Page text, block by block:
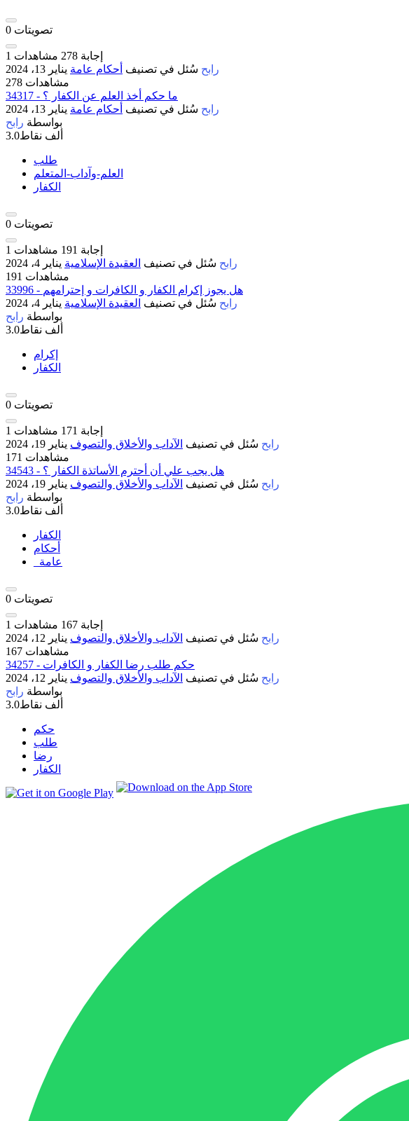
0 تصويتات
1 إجابة 278 مشاهدات
رابح سُئل في تصنيف أحكام عامة يناير 13، 2024
278 مشاهدات
34317 - ما حكم أخذ العلم عن الكفار ؟
رابح سُئل في تصنيف أحكام عامة يناير 13، 2024
بواسطة رابح
3.0ألف نقاط
طلب
العلم-وآداب-المتعلم
الكفار
0 تصويتات
1 إجابة 191 مشاهدات
رابح سُئل في تصنيف العقيدة الإسلامية يناير 4، 2024
191 مشاهدات
33996 - ه‍ل يجوز إكرام الكفار و الكافرات و إحترامهم
رابح سُئل في تصنيف العقيدة الإسلامية يناير 4، 2024
بواسطة رابح
3.0ألف نقاط
إكرام
الكفار
0 تصويتات
1 إجابة 171 مشاهدات
رابح سُئل في تصنيف الآداب والأخلاق والتصوف يناير 19، 2024
171 مشاهدات
34543 - هل يجب علي أن أحترم الأساتذة الكفار ؟
رابح سُئل في تصنيف الآداب والأخلاق والتصوف يناير 19، 2024
بواسطة رابح
3.0ألف نقاط
الكفار
أحكام
_عامة
0 تصويتات
1 إجابة 167 مشاهدات
رابح سُئل في تصنيف الآداب والأخلاق والتصوف يناير 12، 2024
167 مشاهدات
34257 - حكم طلب رضا الكفار و الكافرات
رابح سُئل في تصنيف الآداب والأخلاق والتصوف يناير 12، 2024
بواسطة رابح
3.0ألف نقاط
حكم
طلب
رضا
الكفار